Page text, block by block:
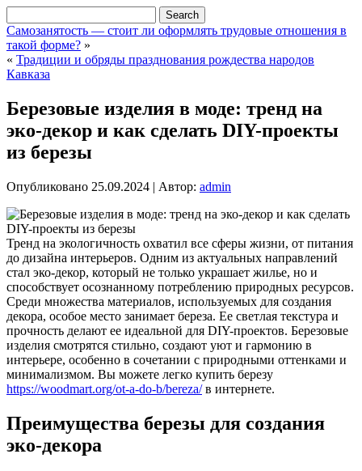
Самозанятость — стоит ли оформлять трудовые отношения в
такой форме? »
« Традиции и обряды празднования рождества народов
Кавказа
Березовые изделия в моде: тренд на
эко-декор и как сделать DIY-проекты
из березы
Опубликовано 25.09.2024 | Автор: admin
Тренд на экологичность охватил все сферы жизни, от питания
до дизайна интерьеров. Одним из актуальных направлений
стал эко-декор, который не только украшает жилье, но и
способствует осознанному потреблению природных ресурсов.
Среди множества материалов, используемых для создания
декора, особое место занимает береза. Ее светлая текстура и
прочность делают ее идеальной для DIY-проектов. Березовые
изделия смотрятся стильно, создают уют и гармонию в
интерьере, особенно в сочетании с природными оттенками и
минимализмом. Вы можете легко купить березу
https://woodmart.org/ot-a-do-b/bereza/в интернете.
Преимущества березы для создания
эко-декора